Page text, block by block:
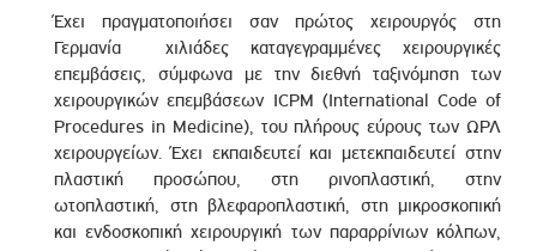
Έχει πραγματοποιήσει σαν πρώτος χειρουργός στη
Γερμανία χιλιάδες καταγεγραμμένες χειρουργικές
επεμβάσεις, σύμφωνα με την διεθνή ταξινόμηση των
χειρουργικών επεμβάσεων ICPM (International Code of
Procedures in Medicine), του πλήρους εύρους των ΩΡΛ
χειρουργείων. Έχει εκπαιδευτεί και μετεκπαιδευτεί στην
πλαστική προσώπου, στη ρινοπλαστική, στην
ωτοπλαστική, στη βλεφαροπλαστική, στη μικροσκοπική
και ενδοσκοπική χειρουργική των παραρρίνιων κόλπων,